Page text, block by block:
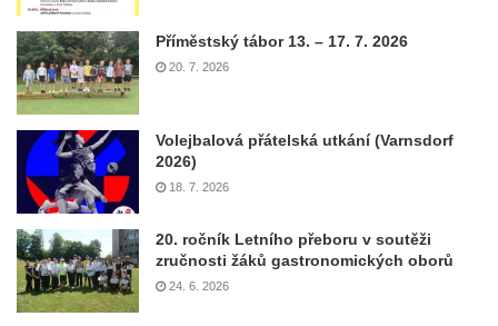
Příměstský tábor 13. – 17. 7. 2026
20. 7. 2026
Volejbalová přátelská utkání (Varnsdorf
2026)
18. 7. 2026
20. ročník Letního přeboru v soutěži
zručnosti žáků gastronomických oborů
24. 6. 2026